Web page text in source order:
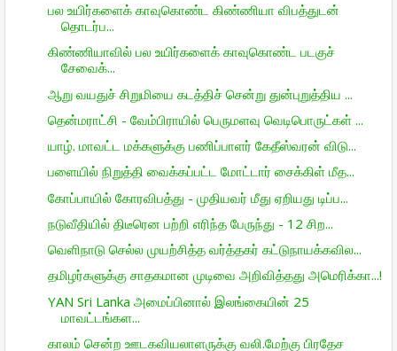
பல உயிர்களைக் காவுகொண்ட கிண்ணியா விபத்துடன்
தொடர்ப...
கிண்ணியாவில் பல உயிர்களைக் காவுகொண்ட படகுச்
சேவைக்...
ஆறு வயதுச் சிறுமியை கடத்திச் சென்று துன்புறுத்திய ...
தென்மராட்சி - வேம்பிராயில் பெருமளவு வெடிபொருட்கள் ...
யாழ். மாவட்ட மக்களுக்கு பணிப்பாளர் கேதீஸ்வரன் விடு...
பளையில் நிறுத்தி வைக்கப்பட்ட மோட்டார் சைக்கிள் மீத...
கோப்பாயில் கோரவிபத்து - முதியவர் மீது ஏறியது டிப்ப...
நடுவீதியில் திடீரென பற்றி எரிந்த பேருந்து - 12 சிற...
வெளிநாடு செல்ல முயற்சித்த வர்த்தகர் கட்டுநாயக்கவில...
தமிழர்களுக்கு சாதகமான முடிவை அறிவித்தது அமெரிக்கா...!
YAN Sri Lanka அமைப்பினால் இலங்கையின் 25
மாவட்டங்கள...
காலம் சென்ற ஊடகவியலாளருக்கு வலி.மேற்கு பிரதேச